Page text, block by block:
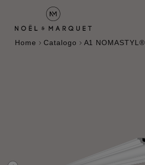
Home Catalogo A1 NOMASTYL®